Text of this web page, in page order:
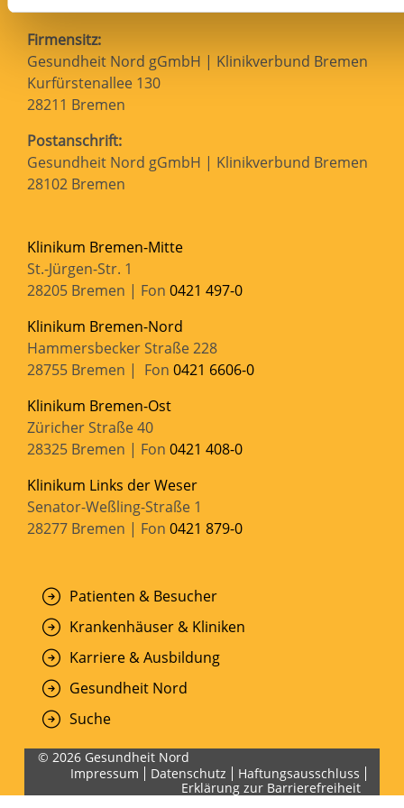
Firmensitz:
Gesundheit Nord gGmbH | Klinikverbund Bremen
Kurfürstenallee 130
28211 Bremen
Postanschrift:
Gesundheit Nord gGmbH | Klinikverbund Bremen
28102 Bremen
Klinikum Bremen-Mitte
St.-Jürgen-Str. 1
28205 Bremen | Fon 0421 497-0
Klinikum Bremen-Nord
Hammersbecker Straße 228
28755 Bremen | Fon 0421 6606-0
Klinikum Bremen-Ost
Züricher Straße 40
28325 Bremen | Fon 0421 408-0
Klinikum Links der Weser
Senator-Weßling-Straße 1
28277 Bremen | Fon 0421 879-0
Patienten & Besucher
Krankenhäuser & Kliniken
Karriere & Ausbildung
Gesundheit Nord
Suche
© 2026 Gesundheit Nord
Impressum
Datenschutz
Haftungsausschluss
Erklärung zur Barrierefreiheit